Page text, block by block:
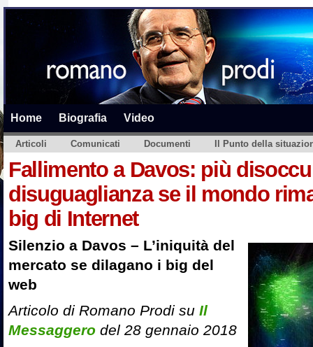
Home Biografia Video
Articoli Comunicati Documenti Il Punto della
Fallimento a Davos: più
disuguaglianza se il mondo
big di Internet
Silenzio a Davos – L’iniquità del
mercato se dilagano i big del
web
Articolo di Romano Prodi su Il
Messaggero del 28 gennaio 2018